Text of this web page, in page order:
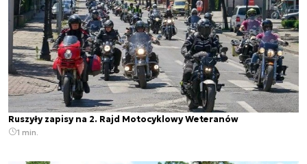
Ruszyły zapisy na 2. Rajd Motocyklowy Weteranów
1 min.